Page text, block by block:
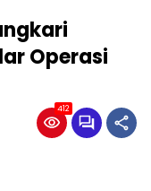
Operasi
412